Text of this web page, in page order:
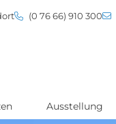
(0 76 66) 910 300
Ausstellung